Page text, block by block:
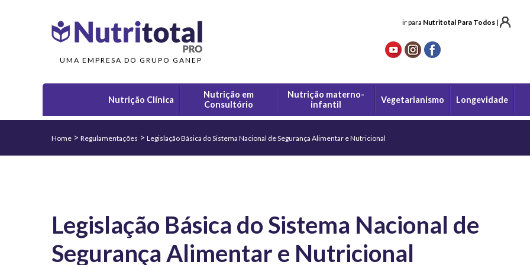
UMA EMPRESA DO GRUPO GANEP
ir para Nutritotal Para Todos |
Nutrição Clínica
Nutrição em
Consultório
Nutrição materno-
infantil
Vegetarianismo Longevidade
Home > Regulamentações > Legislação Básica do Sistema Nacional de Segurança Alimentar e Nutricional
Legislação Básica do Sistema Nacional de
Segurança Alimentar e Nutricional